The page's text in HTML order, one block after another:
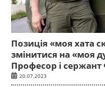
Позиція «моя хата
змінитися на «моя
Професор і
20.07.2023